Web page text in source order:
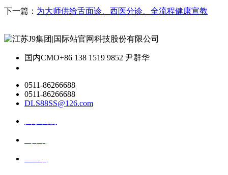
下一篇： 为大师供给舌面诊、西医分诊、全流程健康宣教
国内CMO+86 138 1519 9852 尹群华
0511-86266688
0511-86266688
DLS88SS@126.com